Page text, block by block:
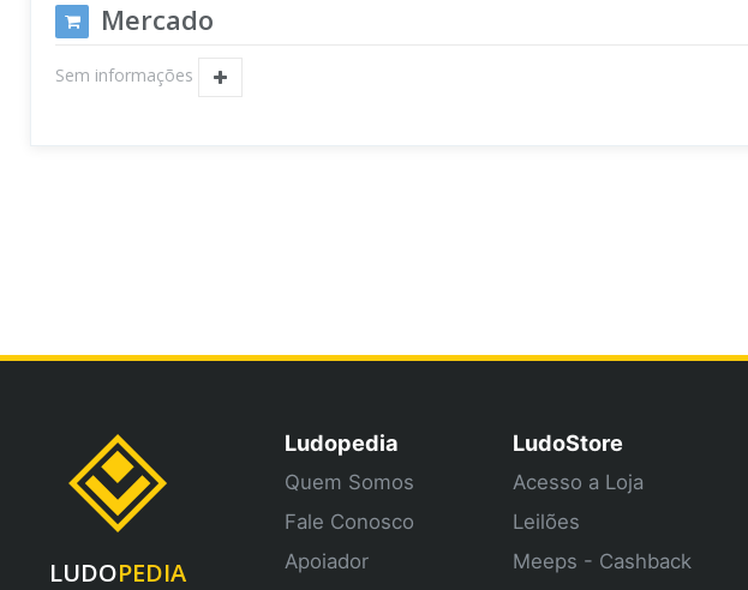
Mercado
Sem informações
LUDOPEDIA
Ludopedia
Quem Somos
Fale Conosco
Apoiador
LudoStore
Acesso a Loja
Leilões
Meeps - Cashback